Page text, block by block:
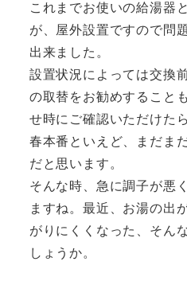
これまでお使いの給湯器
が、屋外設置ですので問
出来ました。
設置状況によっては交換
の取替をお勧めすること
せ時にご確認いただけた
春本番といえど、まだま
だと思います。
そんな時、急に調子が悪
ますね。最近、お湯の出
がりにくくなった、そん
しょうか。